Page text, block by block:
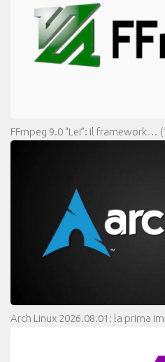
FFmpeg 9.0 “Lei”: il framework…
Arch Linux 2026.08.01: la prima